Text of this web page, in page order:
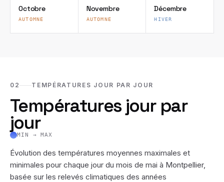
Octobre
AUTOMNE
Novembre
AUTOMNE
Décembre
HIVER
02 TEMPÉRATURES JOUR PAR JOUR
Températures jour par
jour
MIN → MAX
Évolution des températures moyennes maximales et
minimales pour chaque jour du mois de mai à Montpellier,
basée sur les relevés climatiques des années